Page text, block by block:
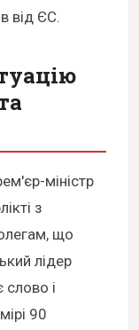
від ЄС.
міністр
з
що
лідер
і
90